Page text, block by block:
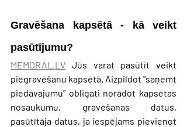
Gravēšana kapsētā - kā veikt
pasūtījumu?
MEMORAL.LV Jūs varat pasūtīt veikt
piegravēšanu kapsētā. Aizpildot "saņemt
piedāvājumu" obligāti norādot kapsētas
nosaukumu, gravēšanas datus,
pasūtītāja datus, ja iespējams pievienot